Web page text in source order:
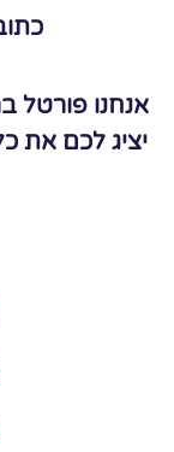
אנחנו פורטל
יציג לכם את